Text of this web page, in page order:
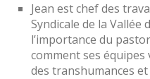
Jean est chef des
Syndicale de la Vallée
l’importance du
comment ses équipes
des transhumances et